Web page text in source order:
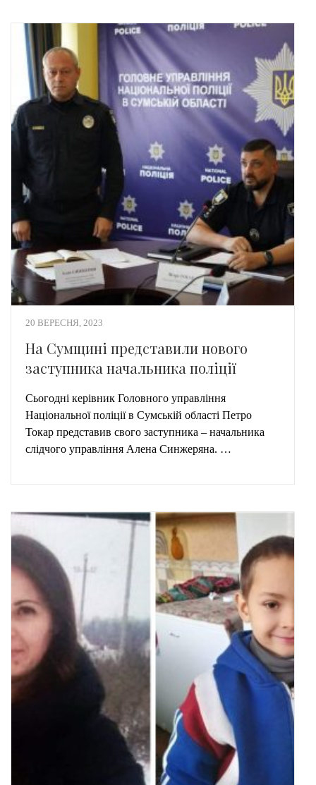
20 ВЕРЕСНЯ, 2023
На Сумщині представили нового
заступника начальника поліції
Сьогодні керівник Головного управління
Національної поліції в Сумській області Петро
Токар представив свого заступника – начальника
слідчого управління Алена Синжеряна. …